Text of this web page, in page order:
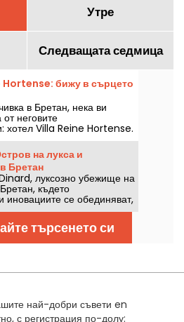
бижу в сърцето
в Бретан, нека ви
неговите
хотел Villa Reine Hortense.
в Бретан, само на 4 часа
хотелът предлага
една от най-живописните
Динар!
на лукса и
Бретан
луксозно убежище на
където
иновациите се обединяват,
преживяване.
търсенето си
най-добри съвети en